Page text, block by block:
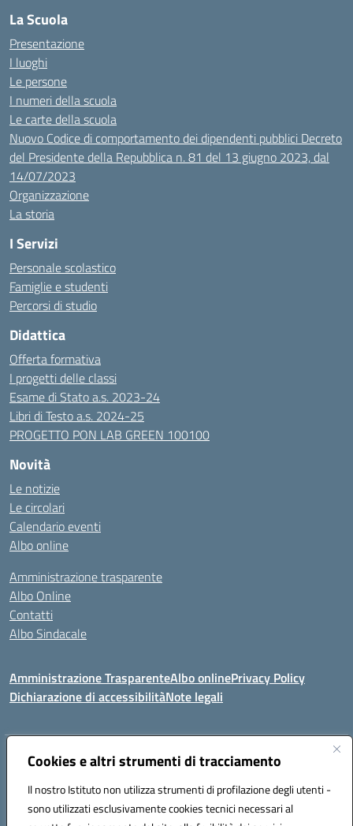
Cookies e altri strumenti di tracciamento
Il nostro Istituto non utilizza strumenti di profilazione degli utenti -
sono utilizzati esclusivamente cookies tecnici necessari al
La Scuola
Presentazione
I luoghi
Le persone
I numeri della scuola
Le carte della scuola
Nuovo Codice di comportamento dei dipendenti pubblici Decreto
del Presidente della Repubblica n. 81 del 13 giugno 2023, dal
14/07/2023
Organizzazione
La storia
I Servizi
Personale scolastico
Famiglie e studenti
Percorsi di studio
Didattica
Offerta formativa
I progetti delle classi
Esame di Stato a.s. 2023-24
Libri di Testo a.s. 2024-25
PROGETTO PON LAB GREEN 100100
Novità
Le notizie
Le circolari
Calendario eventi
Albo online
Amministrazione trasparente
Albo Online
Contatti
Albo Sindacale
Amministrazione TrasparenteAlbo onlinePrivacy Policy
Dichiarazione di accessibilitàNote legali
Indirizzo:Via De Martis s.n.c. 07029 Tempio Pausania (OT)
Posta elettronica certificata (PEC):sssl030007@pec.istruzione.it
Codice fiscale: 91009410902